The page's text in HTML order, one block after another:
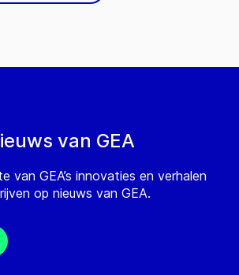
van GEA
van GEA’s innovaties en verhalen
op nieuws van GEA.